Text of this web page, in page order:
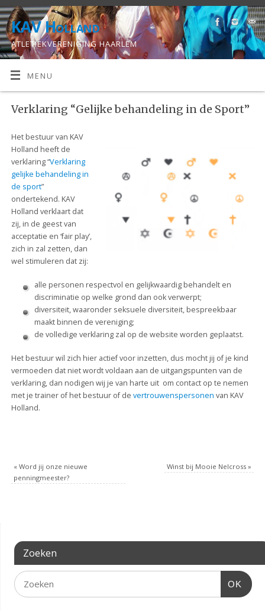
KAV Holland
ATLETIEKVERENIGING HAARLEM
MENU
Verklaring “Gelijke behandeling in de Sport”
Het bestuur van KAV
Holland heeft de
verklaring “Verklaring
gelijke behandeling in
de sport”
ondertekend. KAV
Holland verklaart dat
zij, in de geest van
acceptatie en ‘fair play’,
zich in zal zetten, dan
wel stimuleren dat zij:
alle personen respectvol en gelijkwaardig behandelt en
discriminatie op welke grond dan ook verwerpt;
diversiteit, waaronder seksuele diversiteit, bespreekbaar
maakt binnen de vereniging;
de volledige verklaring zal op de website worden geplaatst.
Het bestuur wil zich hier actief voor inzetten, dus mocht jij of je kind
vermoeden dat niet wordt voldaan aan de uitgangspunten van de
verklaring, dan nodigen wij je van harte uit om contact op te nemen
met je trainer of het bestuur of de vertrouwenspersonen van KAV
Holland.
«Word jij onze nieuwe
penningmeester?
Winst bij Mooie Nelcross»
Zoeken
OK